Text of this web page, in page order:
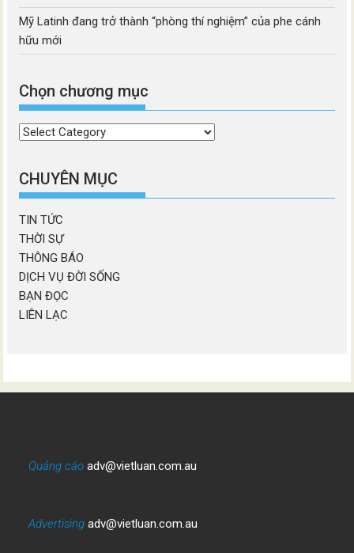
Mỹ Latinh đang trở thành “phòng thí nghiệm” của phe cánh
hữu mới
Chọn chương mục
Chọn
mục
CHUYÊN MỤC
TIN TỨC
THỜI SỰ
THÔNG BÁO
DỊCH VỤ ĐỜI SỐNG
BẠN ĐỌC
LIÊN LẠC
Quảng cáo adv@vietluan.com.au
Advertising adv@vietluan.com.au